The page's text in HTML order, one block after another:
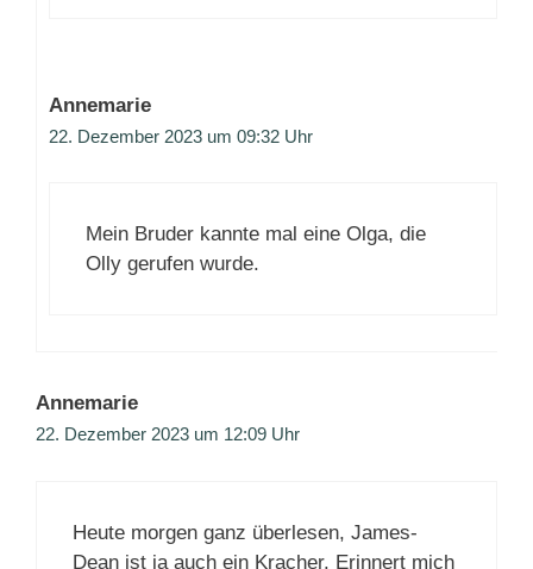
Annemarie
22. Dezember 2023 um 09:32 Uhr
Mein Bruder kannte mal eine Olga, die
Olly gerufen wurde.
Annemarie
22. Dezember 2023 um 12:09 Uhr
Heute morgen ganz überlesen, James-
Dean ist ja auch ein Kracher. Erinnert mich